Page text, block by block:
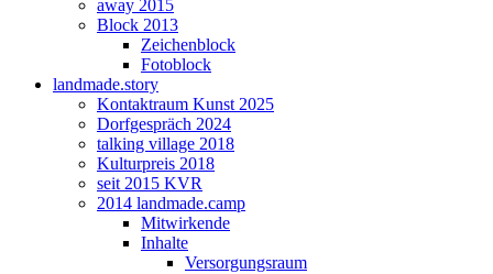
away 2015
Block 2013
Zeichenblock
Fotoblock
landmade.story
Kontaktraum Kunst 2025
Dorfgespräch 2024
talking village 2018
Kulturpreis 2018
seit 2015 KVR
2014 landmade.camp
Mitwirkende
Inhalte
Versorgungsraum